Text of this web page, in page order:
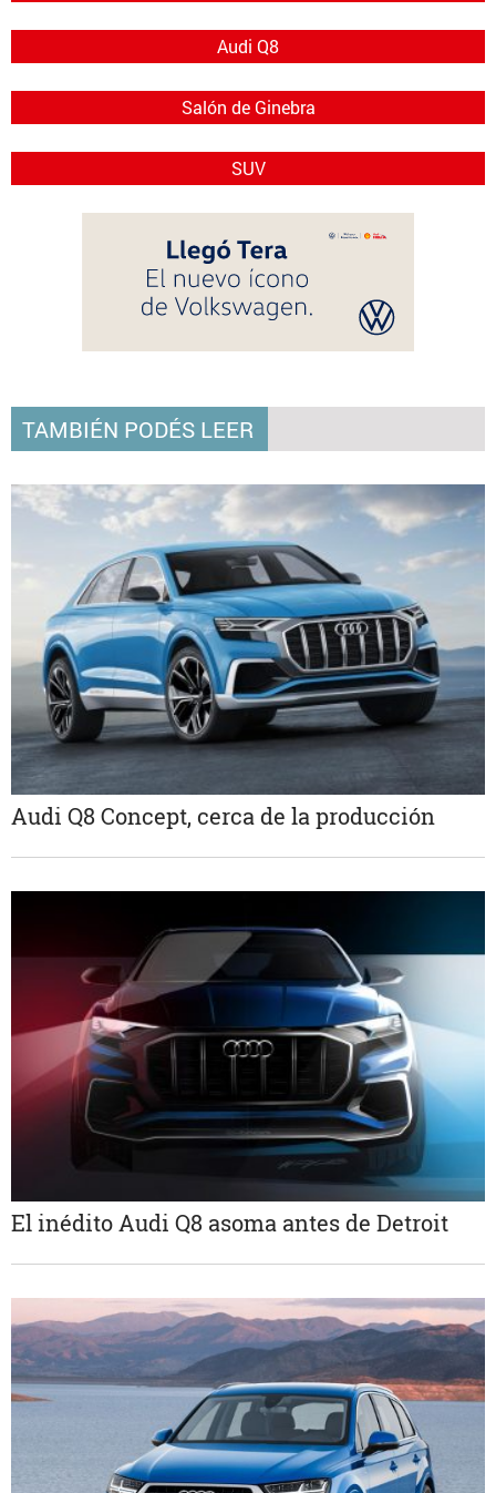
Audi Q8
Salón de Ginebra
SUV
TAMBIÉN PODÉS LEER
Audi Q8 Concept, cerca de la producción
El inédito Audi Q8 asoma antes de Detroit